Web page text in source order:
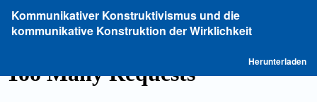
Artikeldetails
zurückkehren
Kommunikativer Konstruktivismus und die
kommunikative Konstruktion der Wirklichkeit
Herunterladen